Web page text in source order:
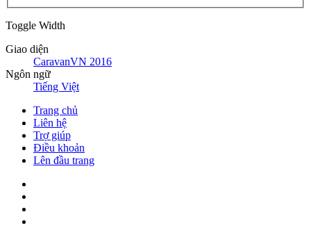
Toggle Width
Giao diện
CaravanVN 2016
Ngôn ngữ
Tiếng Việt
Trang chủ
Liên hệ
Trợ giúp
Điều khoản
Lên đầu trang